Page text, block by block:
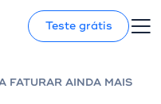
Teste grátis
FATURAR AINDA MAIS